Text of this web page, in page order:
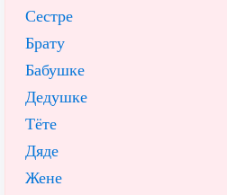
Сестре
Брату
Бабушке
Дедушке
Тёте
Дяде
Жене